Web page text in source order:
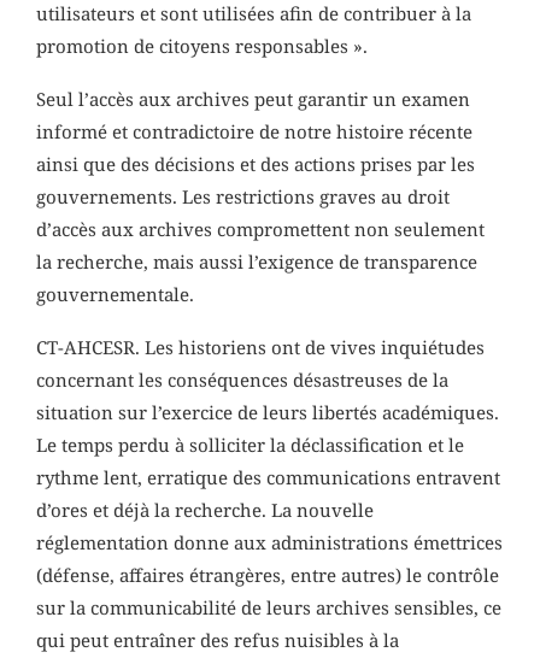
utilisateurs et sont utilisées afin de contribuer à la
promotion de citoyens responsables ».
Seul l’accès aux archives peut garantir un examen
informé et contradictoire de notre histoire récente
ainsi que des décisions et des actions prises par les
gouvernements. Les restrictions graves au droit
d’accès aux archives compromettent non seulement
la recherche, mais aussi l’exigence de transparence
gouvernementale.
CT-AHCESR. Les historiens ont de vives inquiétudes
concernant les conséquences désastreuses de la
situation sur l’exercice de leurs libertés académiques.
Le temps perdu à solliciter la déclassification et le
rythme lent, erratique des communications entravent
d’ores et déjà la recherche. La nouvelle
réglementation donne aux administrations émettrices
(défense, affaires étrangères, entre autres) le contrôle
sur la communicabilité de leurs archives sensibles, ce
qui peut entraîner des refus nuisibles à la